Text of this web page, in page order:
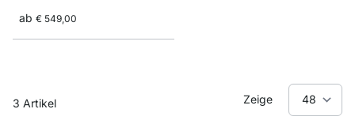
ab € 549,00
3 Artikel Zeige